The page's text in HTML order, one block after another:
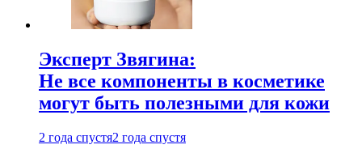
Эксперт Звягина:
Не все компоненты в косметике
могут быть полезными для кожи
2 года спустя2 года спустя